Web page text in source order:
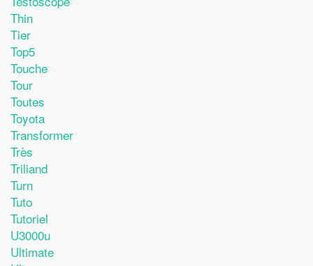
Thin
Tier
Top5
Touche
Tour
Toutes
Toyota
Transformer
Très
Triliand
Turn
Tuto
Tutoriel
U3000u
Ultimate